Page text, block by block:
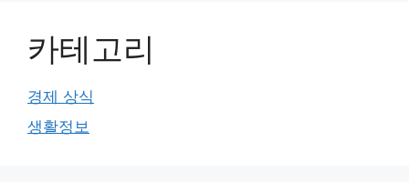
카테고리
경제 상식
생활정보